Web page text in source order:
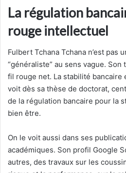
La régulation
rouge intellectuel
Fulbert Tchana Tchana n’est pas
“généraliste” au sens vague.
fil rouge net. La stabilité bancaire
voit dès sa thèse de doctorat,
de la régulation bancaire pour la
bien être.
On le voit aussi dans ses
académiques. Son profil Google
autres, des travaux sur les